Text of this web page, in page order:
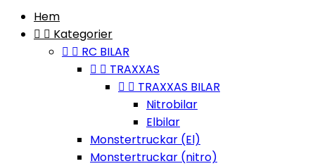
Hem
  Kategorier
  RC BILAR
  TRAXXAS
  TRAXXAS BILAR
Nitrobilar
Elbilar
Monstertruckar (El)
Monstertruckar (nitro)